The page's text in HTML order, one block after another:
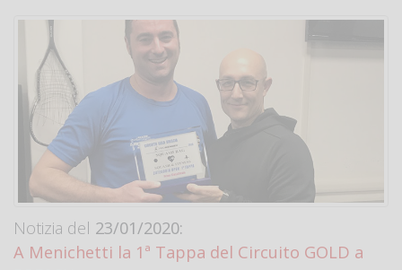
Notizia del 23/01/2020:
A Menichetti la 1ª Tappa del Circuito GOLD a